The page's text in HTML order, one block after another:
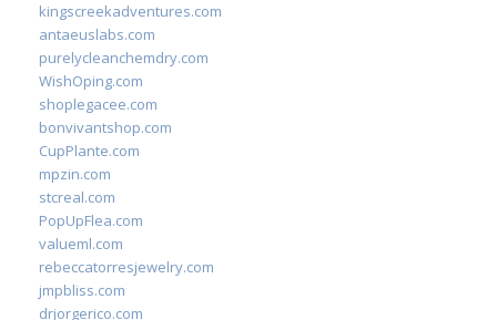
kingscreekadventures.com
antaeuslabs.com
purelycleanchemdry.com
WishOping.com
shoplegacee.com
bonvivantshop.com
CupPlante.com
mpzin.com
stcreal.com
PopUpFlea.com
valueml.com
rebeccatorresjewelry.com
jmpbliss.com
drjorgerico.com